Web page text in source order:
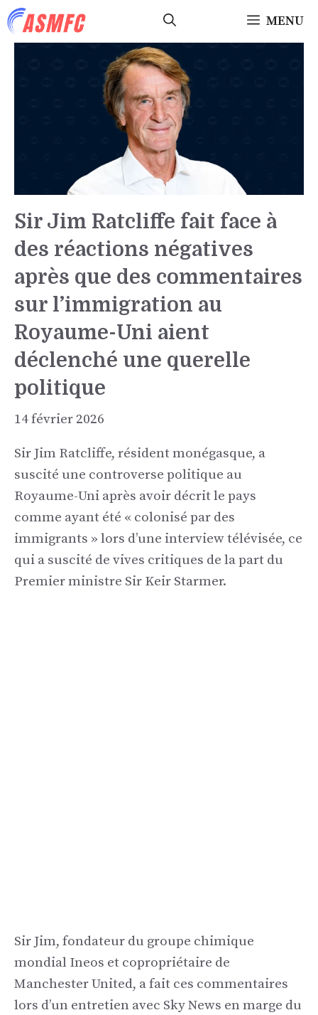
Aller
au
MENU
Sir Jim Ratcliffe fait face à
des réactions négatives
après que des commentaires
sur l’immigration au
Royaume-Uni aient
déclenché une querelle
politique
14 février 2026
Sir Jim Ratcliffe, résident monégasque, a
suscité une controverse politique au
Royaume-Uni après avoir décrit le pays
comme ayant été « colonisé par des
immigrants » lors d’une interview télévisée, ce
qui a suscité de vives critiques de la part du
Premier ministre Sir Keir Starmer.
Sir Jim, fondateur du groupe chimique
mondial Ineos et copropriétaire de
Manchester United, a fait ces commentaires
lors d’un entretien avec Sky News en marge du